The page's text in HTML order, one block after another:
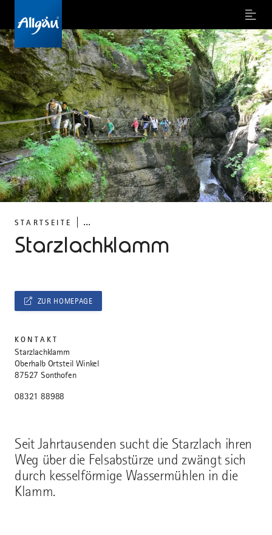
Menu
STARTSEITE ...
Starzlachklamm
©
Seit Jahrtausenden sucht die Starzlach ihren
Weg über die Felsabstürze und zwängt sich
durch kesselförmige Wassermühlen in die
Klamm.
ZUR HOMEPAGE
KONTAKT
Starzlachklamm
Oberhalb Ortsteil Winkel
87527 Sonthofen
08321 88988